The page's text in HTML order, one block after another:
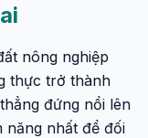
nông nghiệp
thực trở thành
đứng nổi lên
năng nhất để đối